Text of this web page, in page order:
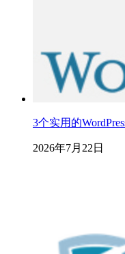
3个实用的
2026年7月22日